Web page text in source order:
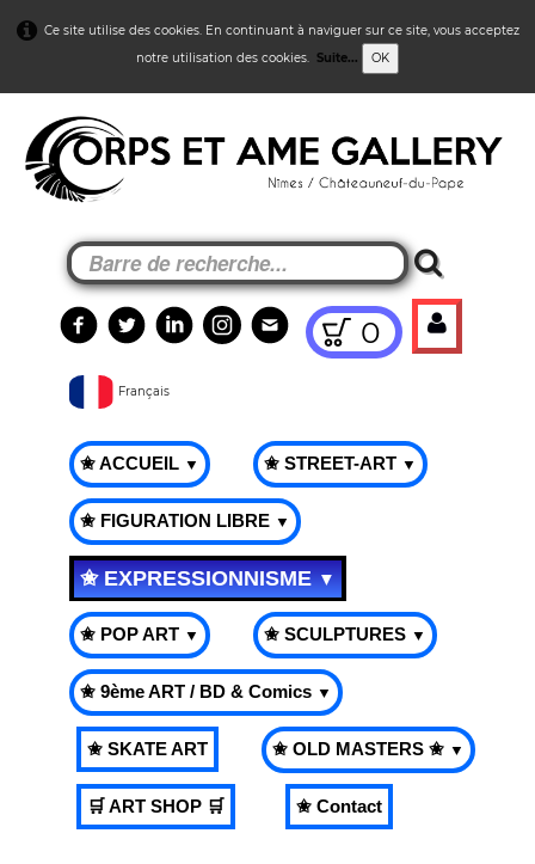
Ce site utilise des cookies. En continuant à naviguer sur ce site, vous acceptez
notre utilisation des cookies. Suite... OK
0
Français
✬ ACCUEIL ▼ ✬ STREET-ART ▼
✬ FIGURATION LIBRE ▼
✬ EXPRESSIONNISME▼
✬ POP ART ▼ ✬ SCULPTURES ▼
✬ 9ème ART / BD & Comics ▼
✬ SKATE ART ✬ OLD MASTERS ✬ ▼
🛒 ART SHOP 🛒 ✬ Contact